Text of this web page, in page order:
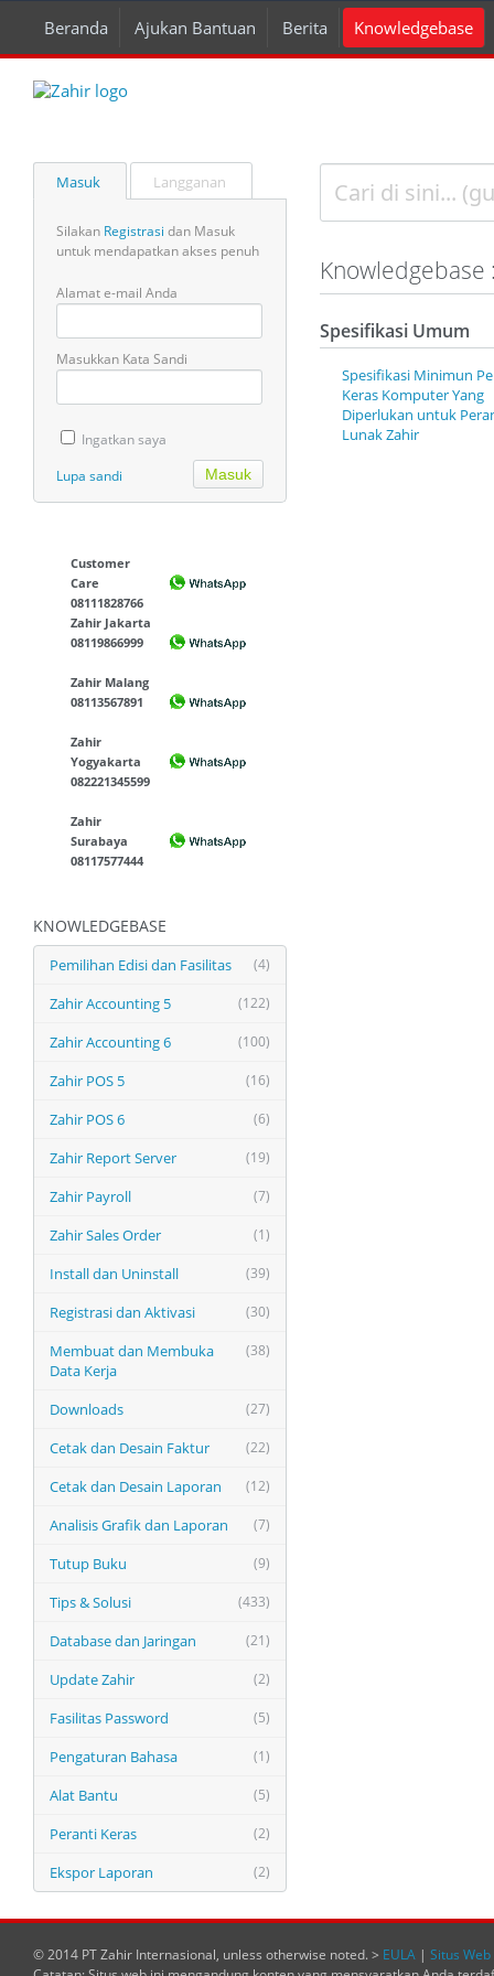
Beranda Ajukan Bantuan Berita Knowledgebase
Masuk Langganan
Silakan Registrasi dan Masuk
untuk mendapatkan akses penuh
Alamat e-mail Anda
Masukkan Kata Sandi
Ingatkan saya
Lupa sandi
Customer
Care
08111828766
Zahir Jakarta
08119866999
Zahir Malang
08113567891
Zahir
Yogyakarta
082221345599
Zahir
Surabaya
08117577444
KNOWLEDGEBASE
(4)
Pemilihan Edisi dan Fasilitas
(122)
Zahir Accounting 5
(100)
Zahir Accounting 6
(16)
Zahir POS 5
(6)
Zahir POS 6
(19)
Zahir Report Server
(7)
Zahir Payroll
(1)
Zahir Sales Order
(39)
Install dan Uninstall
(30)
Registrasi dan Aktivasi
(38)
Membuat dan Membuka
Data Kerja
(27)
Downloads
(22)
Cetak dan Desain Faktur
(12)
Cetak dan Desain Laporan
(7)
Analisis Grafik dan Laporan
(9)
Tutup Buku
(433)
Tips & Solusi
(21)
Database dan Jaringan
(2)
Update Zahir
(5)
Fasilitas Password
(1)
Pengaturan Bahasa
(5)
Alat Bantu
(2)
Peranti Keras
(2)
Ekspor Laporan
Knowledgebase
Spesifikasi Umum
Spesifikasi Minimun
Keras Komputer Yang
Diperlukan untuk
Lunak Zahir
© 2014 PT Zahir Internasional, unless otherwise noted. > EULA | Situs